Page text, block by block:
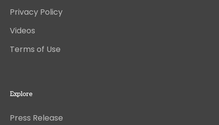
Privacy Policy
Videos
Terms of Use
Explore
Press Release